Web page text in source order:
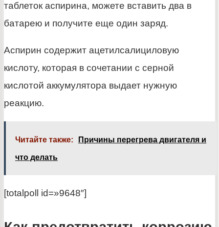
таблеток аспирина, можете вставить два в
батарею и получите еще один заряд.
Аспирин содержит ацетилсалициловую
кислоту, которая в сочетании с серной
кислотой аккумулятора выдает нужную
реакцию.
Читайте также: Причины перегрева двигателя и
что делать
[totalpoll id=»9648″]